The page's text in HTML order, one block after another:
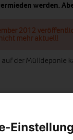
werden.
2012
mehr aktuell!
der Mülldeponie
Substanz
Böden zu tun,